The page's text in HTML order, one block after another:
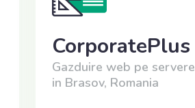
CorporatePlus
Gazduire web pe servere
in Brasov, Romania